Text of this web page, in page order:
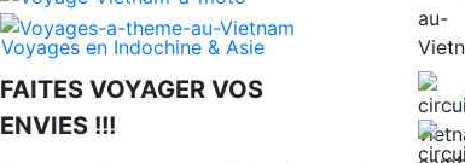
Voyages en Indochine & Asie
FAITES VOYAGER VOS
ENVIES !!!